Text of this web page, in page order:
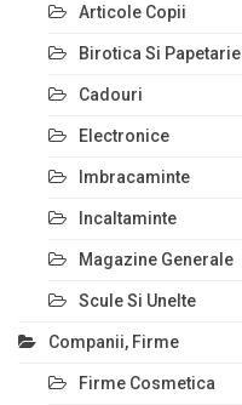
Articole Copii
Birotica Si Papetarie
Cadouri
Electronice
Imbracaminte
Incaltaminte
Magazine Generale
Scule Si Unelte
Companii, Firme
Firme Cosmetica